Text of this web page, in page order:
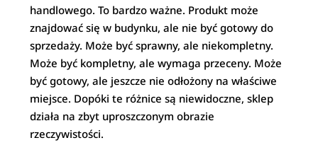
handlowego. To bardzo ważne. Produkt może
znajdować się w budynku, ale nie być gotowy do
sprzedaży. Może być sprawny, ale niekompletny.
Może być kompletny, ale wymaga przeceny. Może
być gotowy, ale jeszcze nie odłożony na właściwe
miejsce. Dopóki te różnice są niewidoczne, sklep
działa na zbyt uproszczonym obrazie
rzeczywistości.